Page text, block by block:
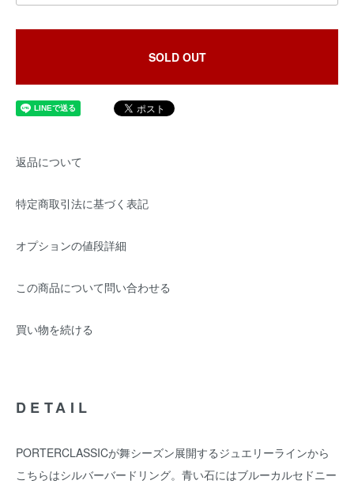
SOLD OUT
返品について
特定商取引法に基づく表記
オプションの値段詳細
この商品について問い合わせる
買い物を続ける
DETAIL
PORTERCLASSICが舞シーズン展開するジュエリーラインから
こちらはシルバーバードリング。青い石にはブルーカルセドニー